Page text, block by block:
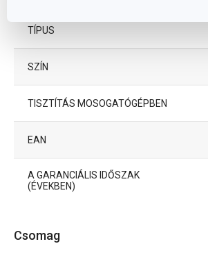
TÍPUS
SZÍN
TISZTÍTÁS MOSOGATÓGÉPBEN
EAN
A GARANCIÁLIS IDŐSZAK
(ÉVEKBEN)
Csomag